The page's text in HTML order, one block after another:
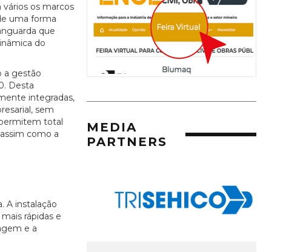
os marcos
uma forma
que
do
a gestão
Desta
integradas,
sem
total
como a
A instalação
rápidas e
e a
MEDIA
PARTNERS